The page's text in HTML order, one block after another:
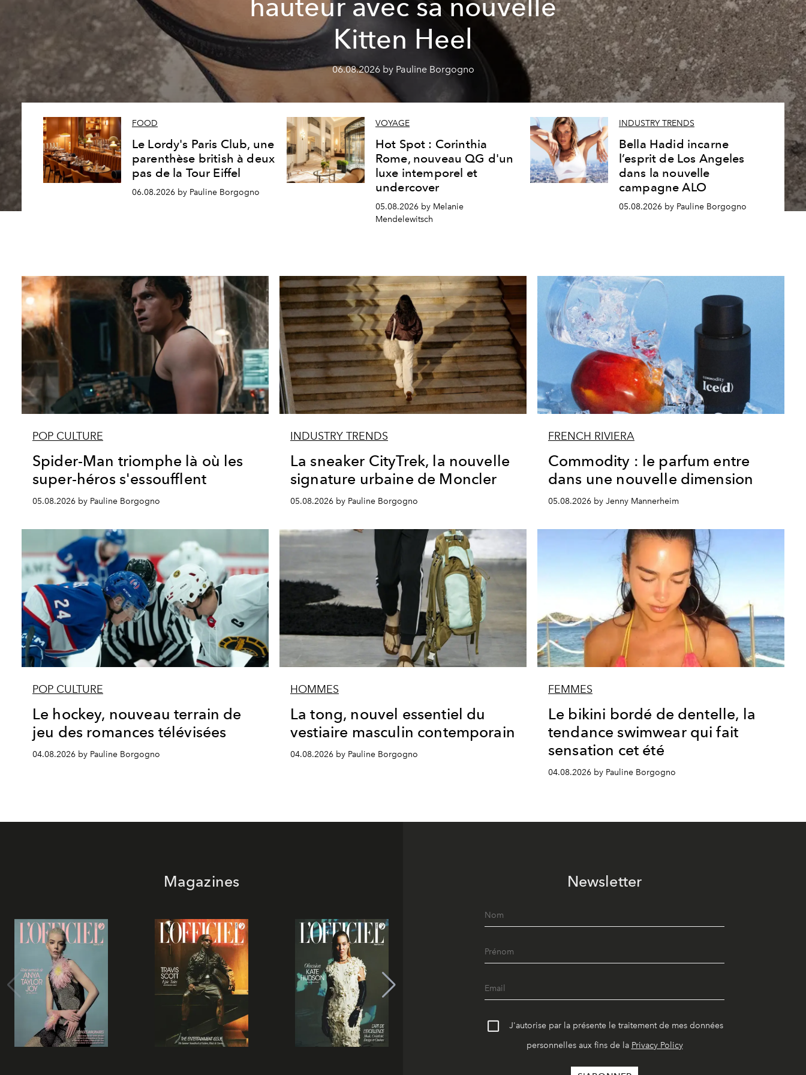
hauteur avec sa nouvelle
Kitten Heel
06.08.2026 by Pauline Borgogno
FOOD
Le Lordy's Paris Club, une
parenthèse british à deux
pas de la Tour Eiffel
06.08.2026 by Pauline Borgogno
VOYAGE
Hot Spot : Corinthia
Rome, nouveau QG d'un
luxe intemporel et
undercover
05.08.2026 by Melanie
Mendelewitsch
INDUSTRY TRENDS
Bella Hadid incarne
l’esprit de Los Angeles
dans la nouvelle
campagne ALO
05.08.2026 by Pauline Borgogno
POP CULTURE
Spider-Man triomphe là où les
super-héros s'essoufflent
05.08.2026 by Pauline Borgogno
INDUSTRY TRENDS
La sneaker CityTrek, la nouvelle
signature urbaine de Moncler
05.08.2026 by Pauline Borgogno
FRENCH RIVIERA
Commodity : le parfum entre
dans une nouvelle dimension
05.08.2026 by Jenny Mannerheim
POP CULTURE
Le hockey, nouveau terrain de
jeu des romances télévisées
04.08.2026 by Pauline Borgogno
HOMMES
La tong, nouvel essentiel du
vestiaire masculin contemporain
04.08.2026 by Pauline Borgogno
FEMMES
Le bikini bordé de dentelle, la
tendance swimwear qui fait
sensation cet été
04.08.2026 by Pauline Borgogno
Magazines Newsletter
J'autorise par la présente le traitement de mes données
personnelles aux fins de la Privacy Policy